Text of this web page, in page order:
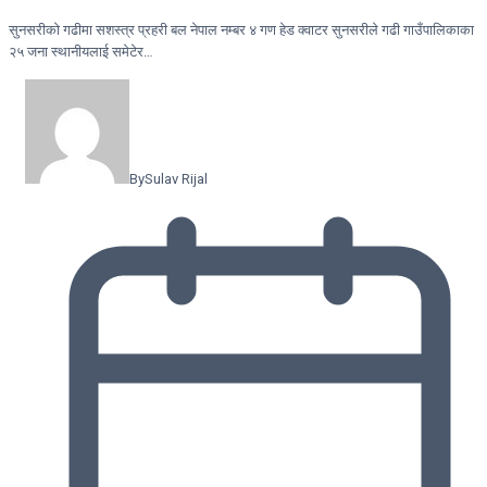
सुनसरीकाे गढीमा सशस्त्र प्रहरी बल नेपाल नम्बर ४ गण हेड क्वाटर सुनसरीले गढी गाउँपालिकाका
२५ जना स्थानीयलाई समेटेर…
BySulav Rijal